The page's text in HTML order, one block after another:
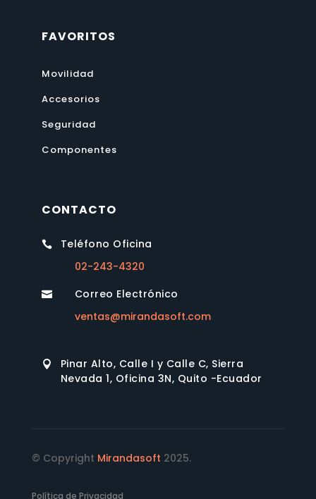
FAVORITOS
Movilidad
Accesorios
Seguridad
Componentes
CONTACTO

Teléfono Oficina
02-243-4320

Correo Electrónico
ventas@mirandasoft.com

Pinar Alto, Calle I y Calle C, Sierra
Nevada 1, Oficina 3N, Quito -Ecuador
© Copyright Mirandasoft 2025.
Política de Privacidad